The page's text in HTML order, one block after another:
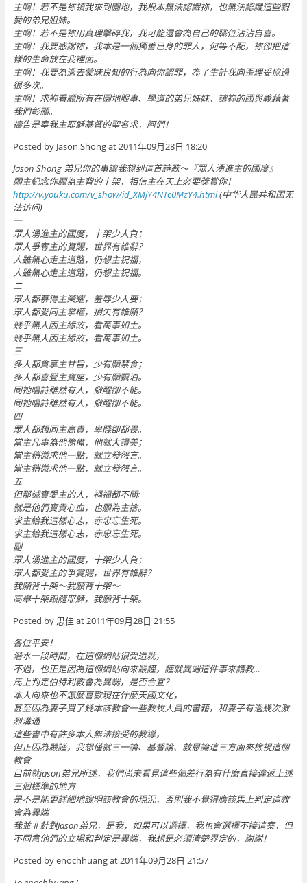
主啊！若不是祢領我來到園地，我根本無法認識祢，也無法認識這些親
愛的弟兄姐妹。
主啊！若不是祢用真理擊碎我，我可能還會為自己的職位沾沾自喜。
主啊！我要感謝祢，我本是一個獨善已身的罪人，何等不配，祢卻把這
樣的生命放在我裡面。
主啊！我要為過去蒙昧良知的行為向你認罪，為了生計我向歪理妥協過
很多次。
主啊！求祢看顧所有在園地服事、學道的弟兄姊妹，讓祢的國與義藉著
我們彰顯。
禱告是奉我主耶穌基督的聖名求，阿們！
Posted by Jason Shong at 2011年09月28日 18:20
Jason Shong 弟兄你的事讓我想到這首詩歌〜『眾人湧進主的國度』
願主紀念你願為主背的十架，相信主在天上必要獎賞你！
http://v.youku.com/v_show/id_XMjY4NTc0MzY4.html(中华人民共和国无
法访问)
一
眾人湧進主的國度，十架少人負；
眾人爭奪主的賞賜，世界有誰辭？
人雖無心走主道賂，仍想主祝福，
人雖無心走主道路，仍想主祝福。
二
眾人都慕得主榮耀，羞辱少人要；
眾人都愛同主掌權，損失有誰願？
幾乎無人因主緣故，看萬事如土。
幾乎無人因主緣故，看萬事如土。
三
多人都貪享主甘旨，少有願禁食；
多人都喜登主寶座，少有願飄泊。
同祂唱詩雖然有人，儆醒卻不能。
同祂唱詩雖然有人，儆醒卻不能。
四
眾人都想同主高貴，卑賤卻都畏。
當主凡事為他豫備，他就大讚美；
當主稍微求他一點，就立發怨言。
當主稍微求他一點，就立發怨言。
五
但那誠實愛主的人，禍福都不問;
就是他們寶貴心血，也願為主捨。
求主給我這樣心志，赤忠忘生死。
求主給我這樣心志，赤忠忘生死。
副
眾人湧進主的國度，十架少人負；
眾人都愛主的爭賞賜，世界有誰辭？
我願背十架〜我願背十架〜
高舉十架跟隨耶穌，我願背十架。
Posted by 思佳 at 2011年09月28日 21:55
各位平安！
潛水一段時間，在這個網站很受造就，
不過，也正是因為這個網站向來嚴謹，謹就異端這件事來請教…
馬上判定伯特利教會為異端，是否合宜？
本人向來也不怎麼喜歡現在什麼天國文化，
甚至因為妻子買了幾本該教會一些教牧人員的書藉，和妻子有過幾次激
烈溝通
這些書中有許多本人無法接受的教導，
但正因為嚴謹，我想僅就三一論、基督論、救恩論這三方面來檢視這個
教會
目前就jason弟兄所述，我們尚未看見這些偏差行為有什麼直接違返上述
三個標準的地方
是不是能更詳細地說明該教會的現況，否則我不覺得應該馬上判定這教
會為異端
我並非針對Jason弟兄，是我，如果可以選擇，我也會選擇不接這案，但
不同意他們的立場和判定是異端，我想是必須清楚界定的，謝謝！
Posted by enochhuang at 2011年09月28日 21:57